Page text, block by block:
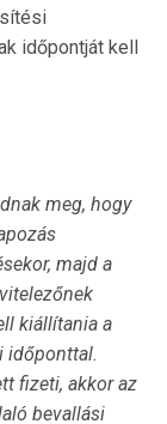
időpontját kell
meg, hogy
majd a
kiállítania a
időponttal.
fizeti, akkor az
bevallási